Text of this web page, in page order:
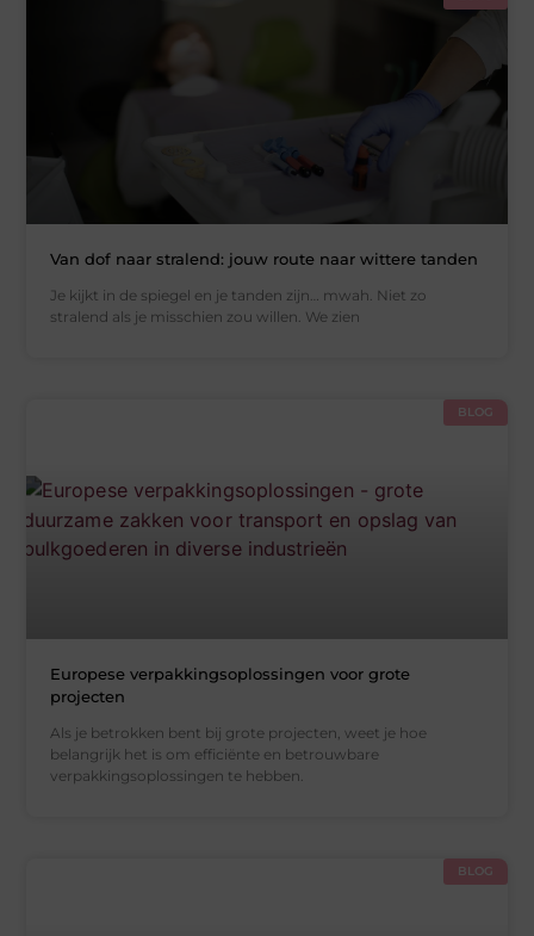
Van dof naar stralend: jouw route naar wittere tanden
Je kijkt in de spiegel en je tanden zijn… mwah. Niet zo
stralend als je misschien zou willen. We zien
BLOG
Europese verpakkingsoplossingen voor grote
projecten
Als je betrokken bent bij grote projecten, weet je hoe
belangrijk het is om efficiënte en betrouwbare
verpakkingsoplossingen te hebben.
BLOG